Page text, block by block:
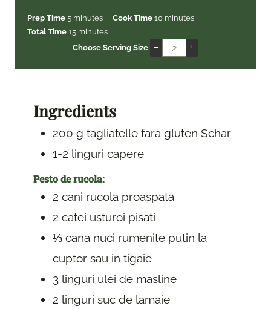
Prep Time 5m
i
n
minutes Cook Time 10m
u
minutes
Total Time 15m
i
s
minutes
Choose Serving Size
– +
Ingredients
200 g tagliatelle fara gluten Schar
1-2 linguri capere
Pesto de rucola:
2 cani rucola proaspata
2 catei usturoi pisati
⅓ cana nuci rumenite putin la
cuptor sau in tigaie
3 linguri ulei de masline
2 linguri suc de lamaie